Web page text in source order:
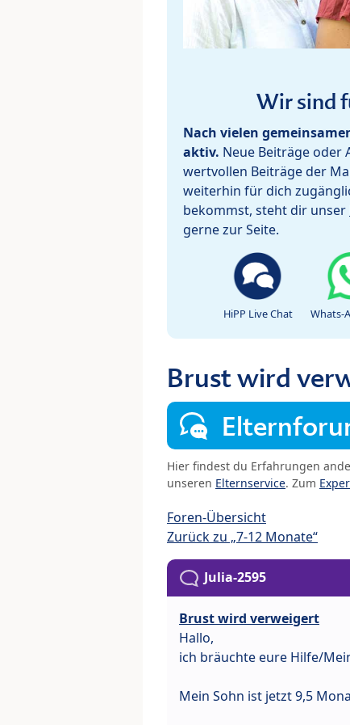
Wir sind
Nach vielen
aktiv. Neue Beiträge oder
wertvollen Beiträge der
weiterhin für dich
bekommst, steht dir unser
gerne zur Seite.
HiPP Live Chat Whats-
Brust wird
Hier findest du Erfahrungen
unseren Elternservice. Zum
Foren-Übersicht
Zurück zu „7-12 Monate“
Julia-2595
Brust wird verweigert
Hallo,
ich bräuchte eure Hilfe/
Mein Sohn ist jetzt 9,5